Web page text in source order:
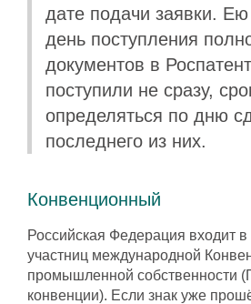
дате подачи заявки. Ею
день поступления
документов в
поступили не сразу,
определяться по дню
последнего из них.
Конвенционный
Российская Федерация входит в
участниц международной
промышленной собственности
конвенции). Если знак уже